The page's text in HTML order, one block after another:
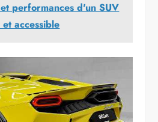
performances d'un SUV
accessible